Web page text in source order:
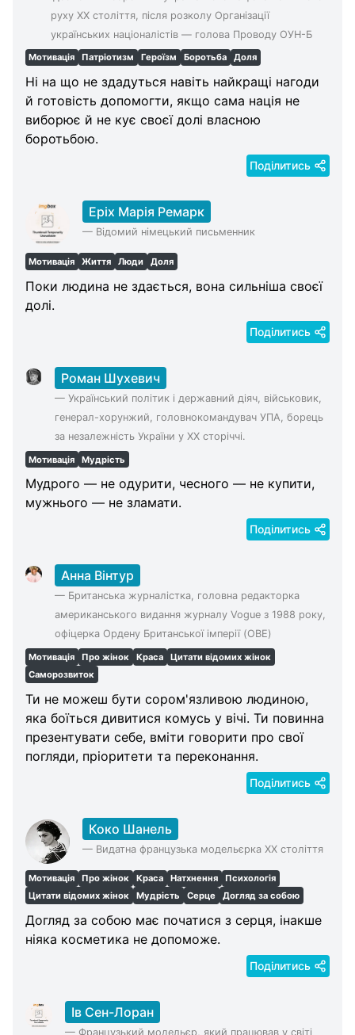
руху XX століття, після розколу Організації
українських націоналістів — голова Проводу ОУН-Б
Мотивація Патріотизм Героїзм Боротьба Доля
Ні на що не здадуться навіть найкращі нагоди
й готовість допомогти, якщо сама нація не
виборює й не кує своєї долі власною
боротьбою.
Поділитись
Еріх Марія Ремарк
— Відомий німецький письменник
Мотивація Життя Люди Доля
Поки людина не здається, вона сильніша своєї
долі.
Поділитись
Роман Шухевич
— Український політик і державний діяч, військовик,
генерал-хорунжий, головнокомандувач УПА, борець
за незалежність України у XX сторіччі.
Мотивація Мудрість
Мудрого — не одурити, чесного — не купити,
мужнього — не зламати.
Поділитись
Анна Вінтур
— Британська журналістка, головна редакторка
американського видання журналу Vogue з 1988 року,
офіцерка Ордену Британської імперії (OBE)
Мотивація Про жінок Краса
Цитати відомих жінок
Саморозвиток
Ти не можеш бути сором'язливою людиною,
яка боїться дивитися комусь у вічі. Ти повинна
презентувати себе, вміти говорити про свої
погляди, пріоритети та переконання.
Поділитись
Коко Шанель
— Видатна французька модельєрка XX століття
Мотивація Про жінок Краса Натхнення
Психологія
Цитати відомих жінок
Мудрість Серце Догляд за собою
Догляд за собою має початися з серця, інакше
ніяка косметика не допоможе.
Поділитись
Ів Сен-Лоран
— Французький модельєр, який працював у світі